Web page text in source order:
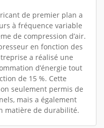
de premier plan a
à fréquence variable
de compression d’air.
en fonction des
a réalisé une
d’énergie tout
de 15 %. Cette
seulement permis de
mais a également
matière de durabilité.